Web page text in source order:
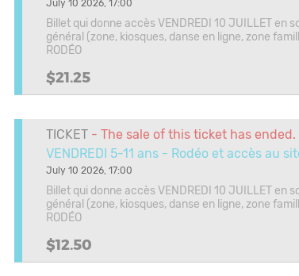
July 10 2026, 17:00
Billet qui donne accès VENDREDI 10 JUILLET en
général (zone, kiosques, danse en ligne, zone
RODÉO
$21.25
TICKET- The sale of this ticket has ended.
VENDREDI 5-11 ans - Rodéo et accès au
July 10 2026, 17:00
Billet qui donne accès VENDREDI 10 JUILLET en
général (zone, kiosques, danse en ligne, zone
RODÉO
$12.50